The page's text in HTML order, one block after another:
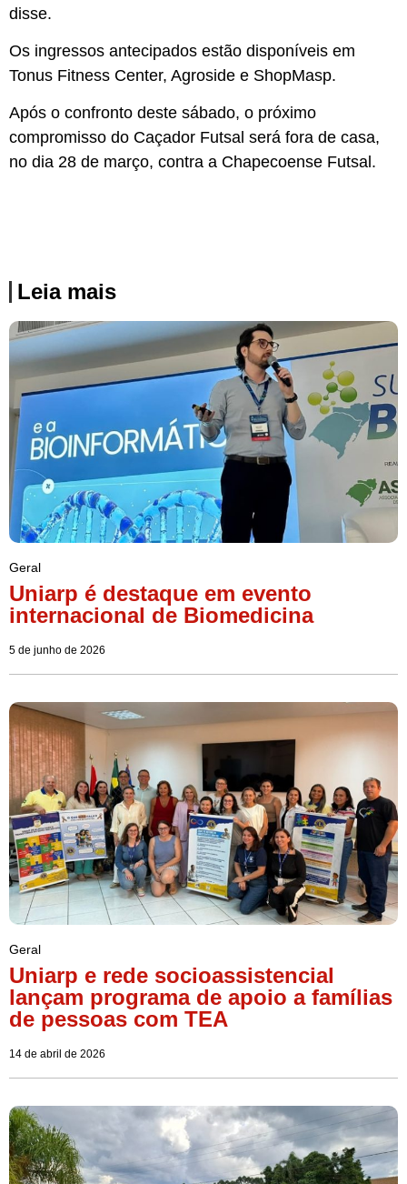
disse.
Os ingressos antecipados estão disponíveis em
Tonus Fitness Center, Agroside e ShopMasp.
Após o confronto deste sábado, o próximo
compromisso do Caçador Futsal será fora de casa,
no dia 28 de março, contra a Chapecoense Futsal.
Leia mais
Geral
Uniarp é destaque em evento
internacional de Biomedicina
5 de junho de 2026
Geral
Uniarp e rede socioassistencial
lançam programa de apoio a famílias
de pessoas com TEA
14 de abril de 2026